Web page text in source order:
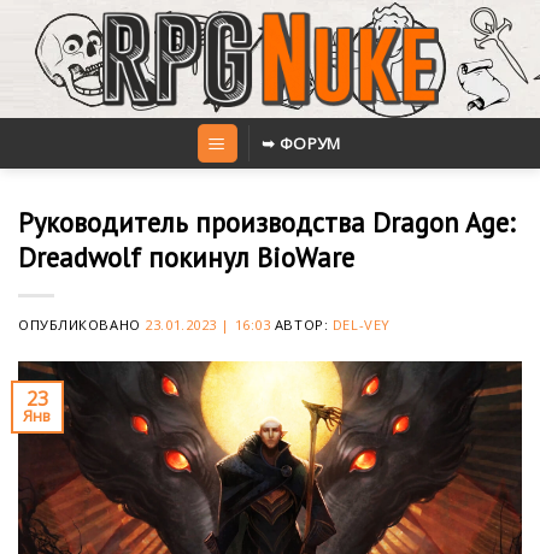
content
➥ ФОРУМ
Руководитель производства Dragon Age:
Dreadwolf покинул BioWare
ОПУБЛИКОВАНО 23.01.2023 | 16:03 АВТОР: DEL-VEY
23
Янв